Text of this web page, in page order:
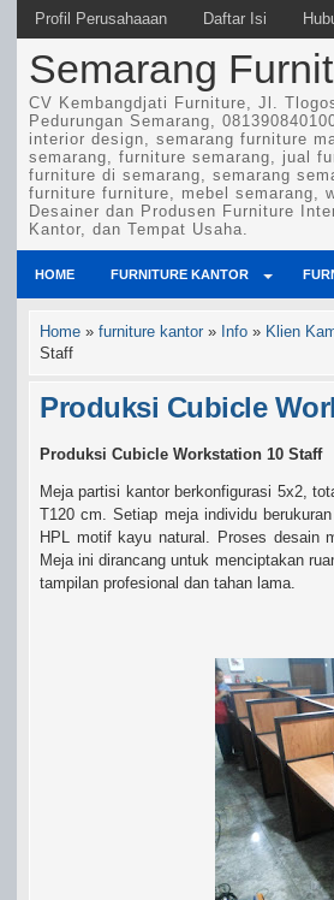
Profil Perusahaaan Daftar Isi
Semarang
CV Kembangdjati Furniture, Jl.
Pedurungan Semarang,
interior design, semarang furniture
semarang, furniture semarang, jual
furniture di semarang, semarang
furniture furniture, mebel semarang,
Desainer dan Produsen Furniture
Kantor, dan Tempat Usaha.
HOME FURNITURE KANTOR
Home » furniture kantor » Info » Klien
Staff
Produksi Cubicle
Produksi Cubicle Workstation 10 Staff
Meja partisi kantor berkonfigurasi 5x2,
T120 cm. Setiap meja individu
HPL motif kayu natural. Proses desain
Meja ini dirancang untuk menciptakan
tampilan profesional dan tahan lama.